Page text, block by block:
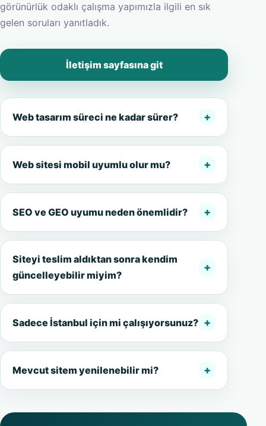
görünürlük odaklı çalışma yapımızla ilgili en sık
gelen soruları yanıtladık.
İletişim sayfasına git
Web tasarım süreci ne kadar sürer? +
Web sitesi mobil uyumlu olur mu? +
SEO ve GEO uyumu neden önemlidir? +
Siteyi teslim aldıktan sonra kendim
güncelleyebilir miyim?
+
Sadece İstanbul için mi çalışıyorsunuz? +
Mevcut sitem yenilenebilir mi? +